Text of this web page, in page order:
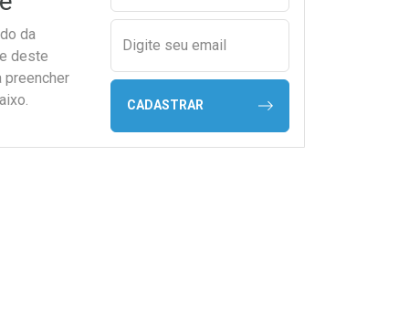
da
deste
preencher
Digite seu email
CADASTRAR